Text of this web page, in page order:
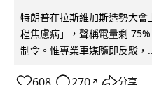
特朗普在拉斯維加斯造勢大
程焦慮病」，聲稱電量剩
制令。惟專業車媒隨即反駁，
↗ 分享